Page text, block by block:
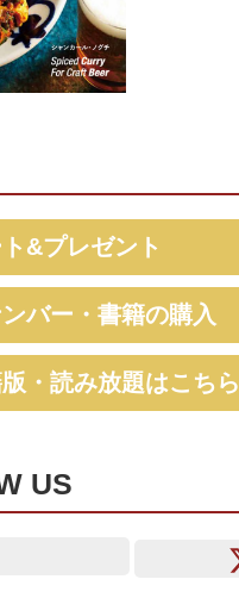
&プレゼント
バー・書籍の購入
・読み放題はこちら
US